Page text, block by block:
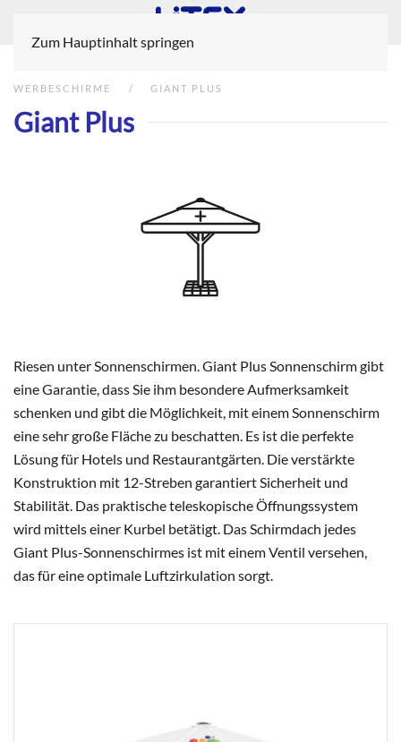
Zum Hauptinhalt springen
WERBESCHIRME GIANT PLUS
Giant Plus
Riesen unter Sonnenschirmen. Giant Plus Sonnenschirm gibt
eine Garantie, dass Sie ihm besondere Aufmerksamkeit
schenken und gibt die Möglichkeit, mit einem Sonnenschirm
eine sehr große Fläche zu beschatten. Es ist die perfekte
Lösung für Hotels und Restaurantgärten. Die verstärkte
Konstruktion mit 12-Streben garantiert Sicherheit und
Stabilität. Das praktische teleskopische Öffnungssystem
wird mittels einer Kurbel betätigt. Das Schirmdach jedes
Giant Plus-Sonnenschirmes ist mit einem Ventil versehen,
das für eine optimale Luftzirkulation sorgt.